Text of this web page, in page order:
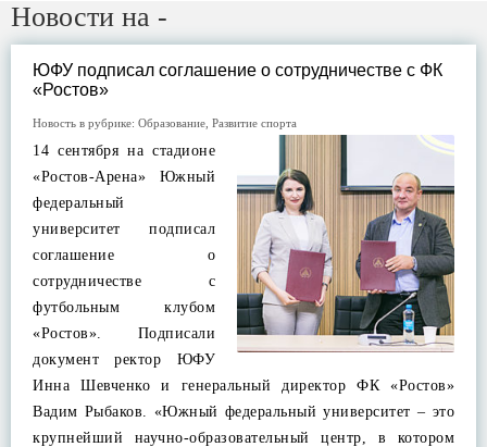
Новости на -
ЮФУ подписал соглашение о сотрудничестве с ФК
«Ростов»
Новость в рубрике: Образование Развитие спорта
14 сентября на стадионе
«Ростов-Арена» Южный
федеральный
университет подписал
соглашение о
сотрудничестве с
футбольным клубом
«Ростов». Подписали
документ ректор ЮФУ
Инна Шевченко и генеральный директор ФК «Ростов»
Вадим Рыбаков. «Южный федеральный университет – это
крупнейший научно-образовательный центр, в котором